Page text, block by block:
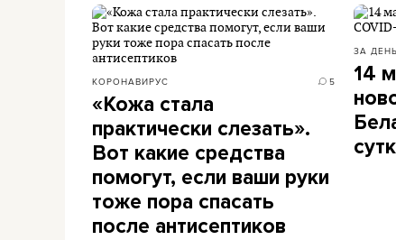
КОРОНАВИРУС 5
«Кожа стала
практически слезать».
Вот какие средства
помогут, если ваши руки
тоже пора спасать
после антисептиков
ЗА ДЕНЬ
14